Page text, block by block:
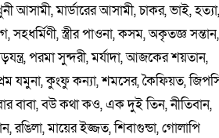
আসামী, মার্ডারের আসামী, চাকর, ভাই, হত্যা,
স্ত্রীর পাওনা, কসম, অকৃতজ্ঞ সন্তান,
পরমা সুন্দরী, মর্যাদা, আজকের শয়তান,
যমুনা, কুংফু কন্যা, শমসের, কৈফিয়ত,
বাবা, বউ কথা কও, এক দুই তিন, নীতিবান,
রঙিলা, মায়ের ইজ্জত, শিবাগুন্ডা, গোলাপি